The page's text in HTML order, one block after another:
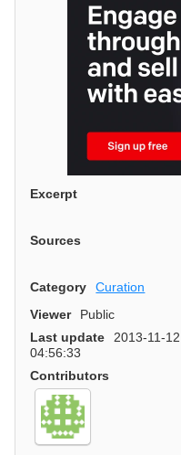
Excerpt
Sources
Category Curation
Viewer
Public
Last update
2013-11-12
04:56:33
Contributors